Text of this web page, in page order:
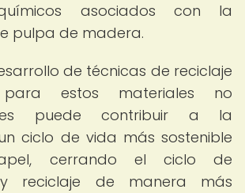
asociados con la
pulpa de madera.
de técnicas de reciclaje
para estos materiales no
puede contribuir a la
ciclo de vida más sostenible
cerrando el ciclo de
reciclaje de manera más